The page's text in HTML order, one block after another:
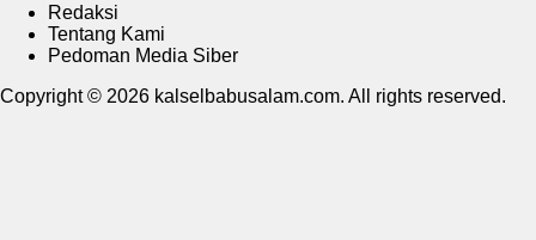
Redaksi
Tentang Kami
Pedoman Media Siber
Copyright © 2026 kalselbabusalam.com. All rights reserved.